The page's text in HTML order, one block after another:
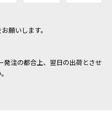
願いします。
発注の都合上、翌日の出荷とさせ